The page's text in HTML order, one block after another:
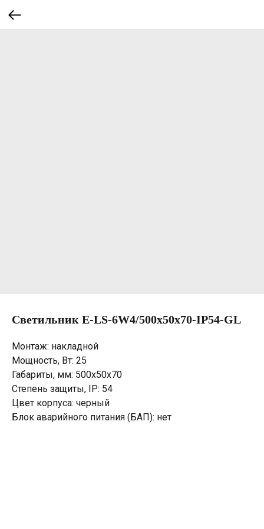
Светильник E-LS-6W4/500х50х70-IP54-GL
Монтаж: накладной
Мощность, Вт: 25
Габариты, мм: 500х50х70
Степень защиты, IP: 54
Цвет корпуса: черный
Блок аварийного питания (БАП): нет